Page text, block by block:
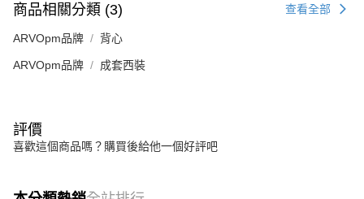
商品相關分類 (3) 查看全部
ARVOpm品牌 背心
ARVOpm品牌 成套西裝
評價
喜歡這個商品嗎？購買後給他一個好評吧